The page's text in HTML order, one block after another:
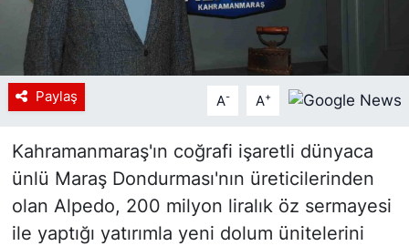
Paylaş A- A+
Kahramanmaraş'ın coğrafi işaretli dünyaca
ünlü Maraş Dondurması'nın üreticilerinden
olan Alpedo, 200 milyon liralık öz sermayesi
ile yaptığı yatırımla yeni dolum ünitelerini